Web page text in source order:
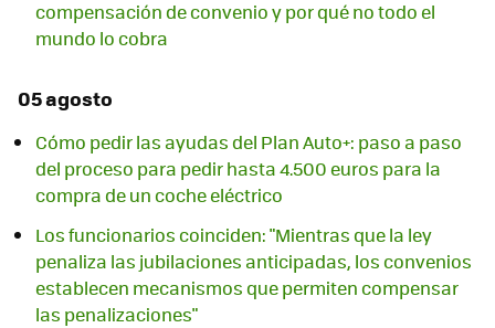
compensación de convenio y por qué no todo el
mundo lo cobra
05 agosto
Cómo pedir las ayudas del Plan Auto+: paso a paso
del proceso para pedir hasta 4.500 euros para la
compra de un coche eléctrico
Los funcionarios coinciden: "Mientras que la ley
penaliza las jubilaciones anticipadas, los convenios
establecen mecanismos que permiten compensar
las penalizaciones"